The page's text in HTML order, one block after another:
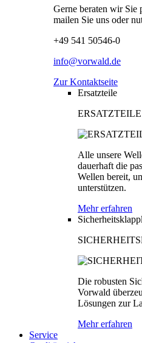
Gerne beraten wir Sie
mailen Sie uns oder
+49 541 50546-0
info@vorwald.de
Zur Kontaktseite
Ersatzteile
ERSATZTEILE
Alle unsere
dauerhaft die
Wellen bereit,
unterstützen.
Mehr erfahren
Die robusten
Vorwald
Lösungen zur
Mehr erfahren
Service